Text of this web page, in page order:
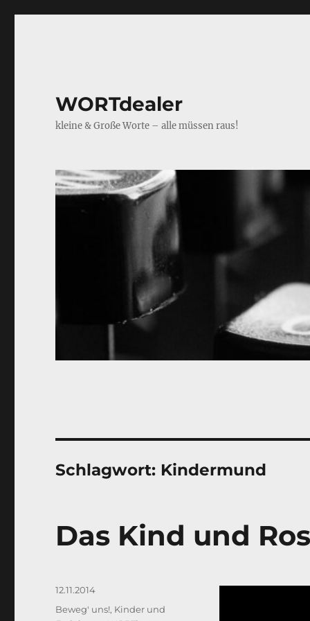
WORTdealer
kleine & Große Worte – alle müssen raus!
Schlagwort: Kindermund
Das Kind und
Veröffentlicht
12.11.2014
Kategorien
Beweg' uns!, Kinder und